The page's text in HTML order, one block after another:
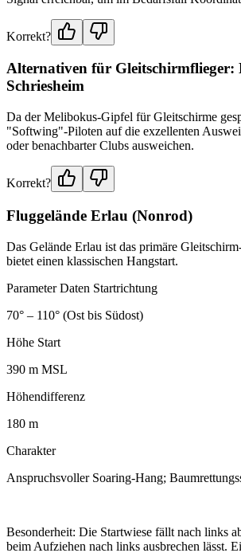
Korrekt?
Alternativen für Gleitschirmflieger:
Schriesheim
Da der Melibokus-Gipfel für Gleitschirme
"Softwing"-Piloten auf die exzellenten
oder benachbarter Clubs ausweichen.
Korrekt?
Fluggelände Erlau (Nonrod)
Das Gelände Erlau ist das primäre
bietet einen klassischen Hangstart.
Parameter Daten Startrichtung
70° – 110° (Ost bis Südost)
Höhe Start
390 m MSL
Höhendifferenz
180 m
Charakter
Anspruchsvoller Soaring-Hang;
Besonderheit: Die Startwiese fällt nach links
beim Aufziehen nach links ausbrechen lässt.